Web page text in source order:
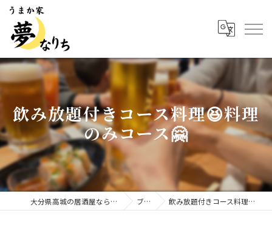
飲み放題付きコース料理😆料理
のみコース🤗
大分県高城の居酒屋ならうまか家 夢なりち ブログ 飲み放題付きコース料理😆料理のみコース🤗